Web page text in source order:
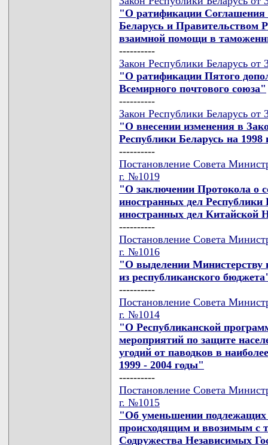
"О ратификации Соглашения
Беларусь и Правительством
взаимной помощи в
----------
Закон Республики Беларусь
"О ратификации Пятого
Всемирного почтового союза"
----------
Закон Республики Беларусь
"О внесении изменения в
Республики Беларусь на 1998
----------
Постановление Совета
г. №1019
"О заключении Протокола о
иностранных дел
иностранных дел Китайской
----------
Постановление Совета
г. №1016
"О выделении Министерству
из республиканского
----------
Постановление Совета
г. №1014
"О Республиканской
мероприятий по защите
угодий от паводков в
1999 - 2004 годы"
----------
Постановление Совета
г. №1015
"Об уменьшении подлежащих
происходящим и ввозимым с
Содружества Независимых